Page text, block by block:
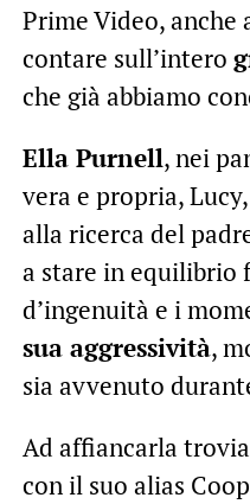
Prime Video, anche
contare sull’intero
che già abbiamo
Ella Purnell, nei
vera e propria,
alla ricerca del
a stare in equilibrio
d’ingenuità e i
sua aggressività,
sia avvenuto
Ad affiancarla
con il suo alias